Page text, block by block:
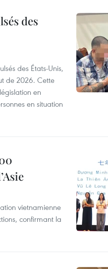
des
des États-Unis,
de 2026. Cette
en
en situation
vietnamienne
confirmant la